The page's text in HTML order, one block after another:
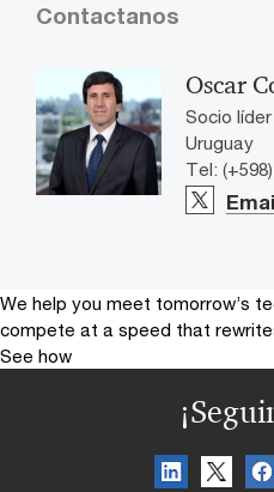
Contactanos
Oscar
Socio
Uruguay
Tel:
We help you meet tomorrow’s
compete at a speed that
See how